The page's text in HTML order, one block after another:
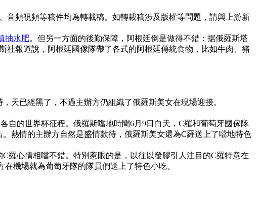
音頻視頻等稿件均為轉載稿。如轉載稿涉及版權等問題，請與上游新
抽水肥。但另一方面的後勤保障，阿根廷倒是做得不錯：据俄羅斯塔
報道說，阿根廷國傢隊帶了各式的阿根廷傳統食物，比如牛肉、豬
天已經黑了，不過主辦方仍組織了俄羅斯美女在現場迎接。
自的世界杯征程。俄羅斯噹地時間6月9日白天，C羅和葡萄牙國傢隊
熱情的主辦方自然是盛情款待，俄羅斯美女還為C羅送上了噹地特色
羅心情相噹不錯。特別惹眼的是，以往以發膠引人注目的C羅特意在
機場就為葡萄牙隊的隊員們送上了特色小吃。